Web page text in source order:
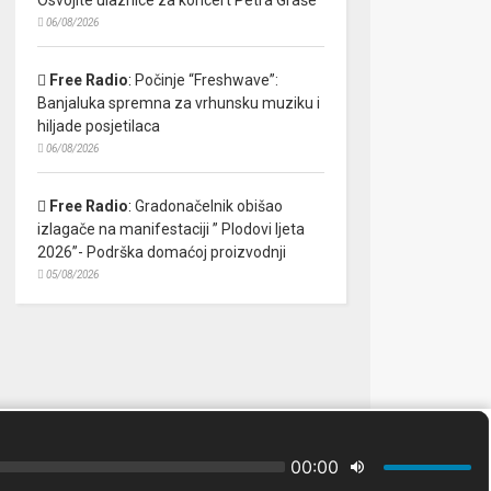
06/08/2026
Free Radio: Počinje “Freshwave”:
Banjaluka spremna za vrhunsku muziku i
hiljade posjetilaca
06/08/2026
Free Radio: Gradonačelnik obišao
izlagače na manifestaciji ” Plodovi ljeta
2026”- Podrška domaćoj proizvodnji
05/08/2026